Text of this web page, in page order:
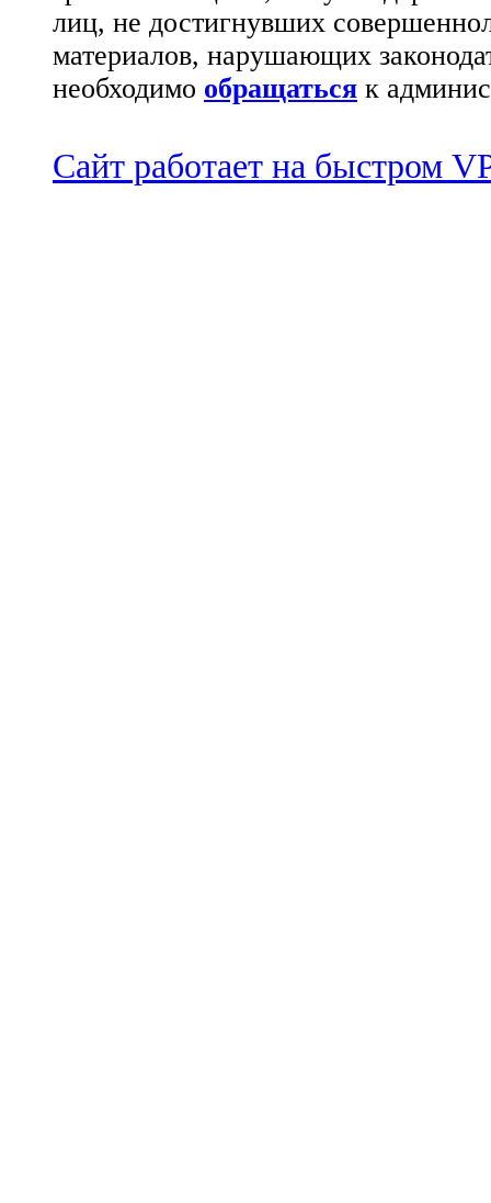
лиц, не достигнувших
материалов, нарушающих
необходимо обращаться к
Сайт работает на быстром